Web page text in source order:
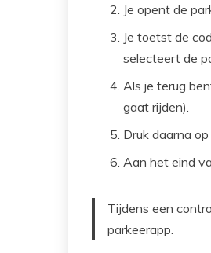
Je opent de
Je toetst de
selecteert de
Als je terug
gaat rijden).
Druk daarna
Aan het eind
Tijdens een
parkeerapp.